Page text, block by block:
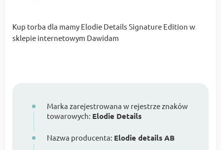
Kup torba dla mamy Elodie Details Signature Edition w
sklepie internetowym Dawidam
Marka zarejestrowana w rejestrze znaków
towarowych: Elodie Details
Nazwa producenta: Elodie details AB